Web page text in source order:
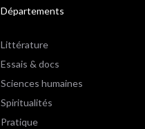
Départements
Littérature
Essais & docs
Sciences humaines
Spiritualités
Pratique